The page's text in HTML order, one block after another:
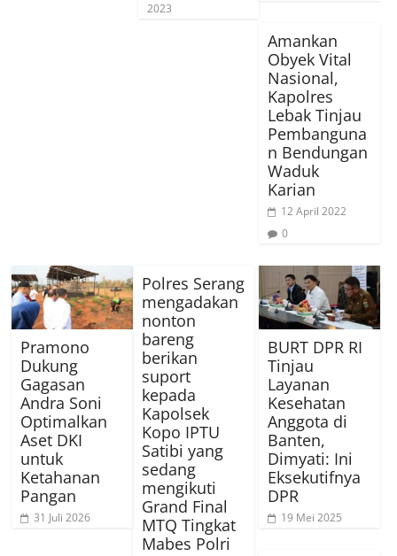
2023
Amankan
Obyek Vital
Nasional,
Kapolres
Lebak Tinjau
Pembanguna
n Bendungan
Waduk
Karian
12 April 2022
0
Pramono
Dukung
Gagasan
Andra Soni
Optimalkan
Aset DKI
untuk
Ketahanan
Pangan
31 Juli 2026
Polres Serang
mengadakan
nonton
bareng
berikan
suport
kepada
Kapolsek
Kopo IPTU
Satibi yang
sedang
mengikuti
Grand Final
MTQ Tingkat
Mabes Polri
BURT DPR RI
Tinjau
Layanan
Kesehatan
Anggota di
Banten,
Dimyati: Ini
Eksekutifnya
DPR
19 Mei 2025